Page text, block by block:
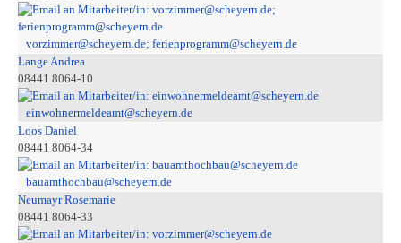
vorzimmer@scheyern.de; ferienprogramm@scheyern.de
Lange Andrea
08441 8064-10
einwohnermeldeamt@scheyern.de
Loos Daniel
08441 8064-34
bauamthochbau@scheyern.de
Neumayr Rosemarie
08441 8064-33